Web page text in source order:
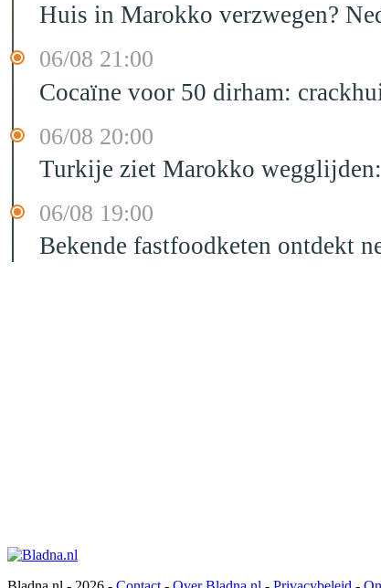
Huis in Marokko verzwegen?
06/08 21:00
Cocaïne voor 50 dirham:
06/08 20:00
Turkije ziet Marokko
06/08 19:00
Bekende fastfoodketen ontdekt